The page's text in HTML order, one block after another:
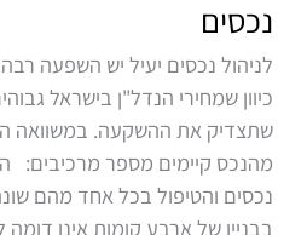
נכסים
לניהול נכסים יעיל יש השפעה
כיוון שמחירי הנדל"ן בישראל
שתצדיק את ההשקעה. במשוואה
מהנכס קיימים מספר מרכיבים:
נכסים והטיפול בכל אחד מהם
בבניין של ארבע קומות אינו